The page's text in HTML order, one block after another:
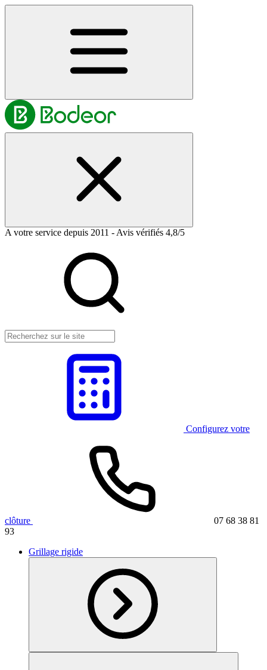
A votre service depuis 2011 - Avis vérifiés 4,8/5
Configurez votre
clôture
07 68 38 81
93
Grillage rigide